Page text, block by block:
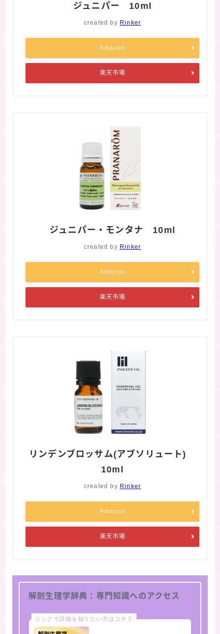
ジュニパー 10ml
created by Rinker
Amazon
楽天市場
ジュニパー・モンタナ 10ml
created by Rinker
Amazon
楽天市場
リンデンブロッサム(アブソリュート)
10ml
created by Rinker
Amazon
楽天市場
解剖生理学辞典：専門知識へのアクセス
リンクで詳細を知りたい方はコチラ